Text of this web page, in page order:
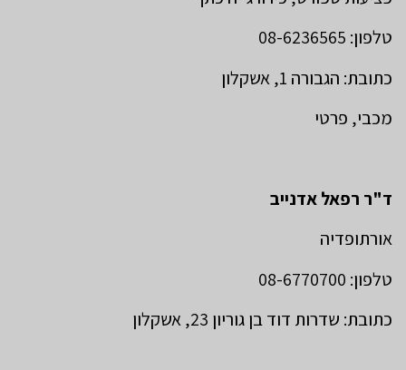
טלפון: 08-6236565
כתובת: הגבורה 1, אשקלון
מכבי, פרטי
ד"ר רפאל אדנייב
אורתופדיה
טלפון: 08-6770700
כתובת: שדרות דוד בן גוריון 23, אשקלון